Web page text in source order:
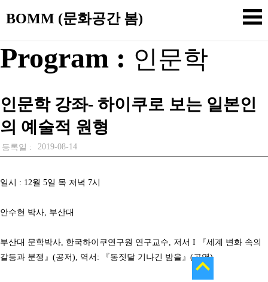
BOMM (문화공간 봄)
Program : 인문학
인문학 강좌- 하이쿠로 보는 일본인
의 예술적 원형
등록일 : 2019-08-14
일시 : 12월 5일 목 저녁 7시
안수현 박사, 부산대
부산대 문학박사, 한국하이쿠연구원 연구교수, 저서 I 『세계 변화 속의
갈등과 분쟁』(공저), 역서: 『동짓달 기나긴 밤을』(공역)